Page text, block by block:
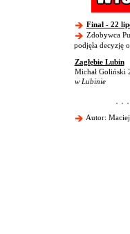
Finał - 22
Zdobywca
podjęła decyzję
Zagłębie Lubin
Michał Goliński
w Lubinie
Autor: